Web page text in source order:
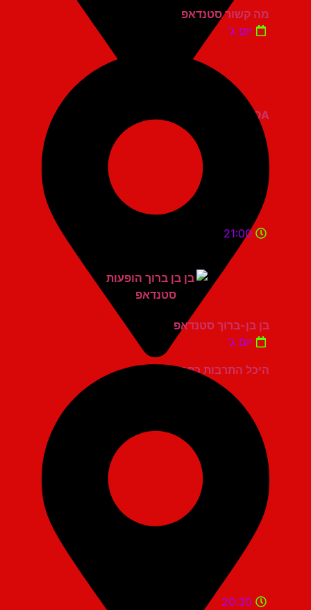
מה קשור סטנדאפ
יום ג'
היכל התרבות כפר סבא
21:00
בן בן-ברוך סטנדאפ
יום ג'
20:30